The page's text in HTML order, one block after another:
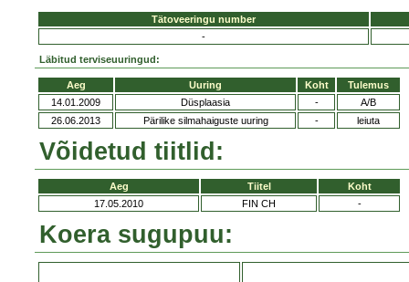
Tätoveeringu number
-
Läbitud terviseuuringud:
Aeg Uuring Koht
Tulemus
14.01.2009
Düsplaasia -
A/B
26.06.2013
Pärilike silmahaiguste uuring - leiuta
Võidetud tiitlid:
Aeg Tiitel
Koht
17.05.2010
FIN CH -
Koera sugupuu: